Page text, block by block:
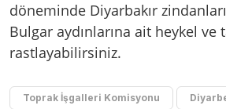
döneminde Diyarbakır
Bulgar aydınlarına ait heykel ve
rastlayabilirsiniz.
Toprak İşgalleri Komisyonu